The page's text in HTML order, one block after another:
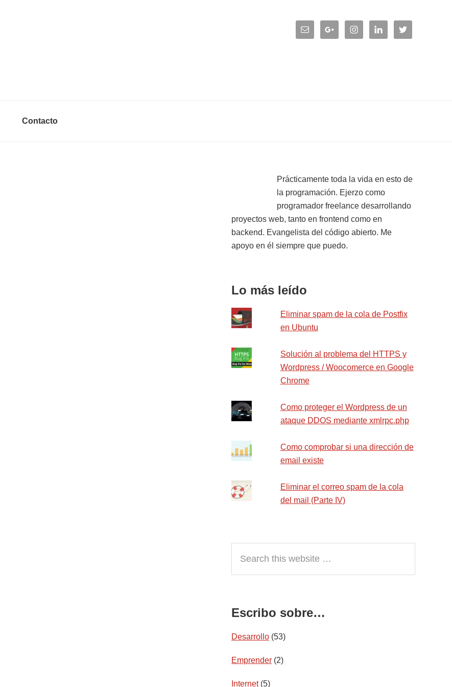
Contacto
Primary
Sidebar
Prácticamente toda la vida en esto de
la programación. Ejerzo como
programador freelance desarrollando
proyectos web, tanto en frontend como en
backend. Evangelista del código abierto. Me
apoyo en él siempre que puedo.
Lo más leído
Eliminar spam de la cola de Postfix
en Ubuntu
Solución al problema del HTTPS y
Wordpress / Woocomerce en Google
Chrome
Como proteger el Wordpress de un
ataque DDOS mediante xmlrpc.php
Como comprobar si una dirección de
email existe
Eliminar el correo spam de la cola
del mail (Parte IV)
this
website
Escribo sobre…
Desarrollo (53)
Emprender (2)
Internet(5)